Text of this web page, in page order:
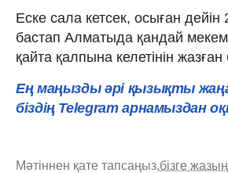
Еске сала кетсек, осыған
бастап Алматыда қандай
қайта қалпына келетінін
Ең маңызды әрі қызықты
біздің Telegram арнамыздан
Мәтіннен қате тапсаңыз,бізге